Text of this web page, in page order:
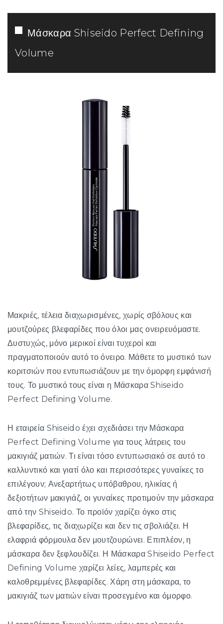
Μάσκαρα Shiseido Perfect Defining
Volume
Μακριές, τέλεια διαχωρισμένες, χωρίς σβόλους και
μουτζούρες βλεφαρίδες που όλοι μας ονειρευόμαστε.
Δυστυχώς, μόνο μερικοί είναι τυχεροί και
πραγματοποιούν αυτό το όνειρο. Μάθετε το μυστικό των
κοριτσιών που εντυπωσιάζουν με την όμορφη εμφάνισή
τους. Το μυστικό τους είναι η Μάσκαρα Shiseido
Perfect Defining Volume.
Η εταιρεία Shiseido έχει σχεδιάσει την Μάσκαρα
Perfect Defining Volume για τους λάτρεις του
μακιγιάζ ματιών. Τι είναι τόσο εντυπωσιακό σε αυτό το
καλλυντικό και γιατί όλο και περισσότερες γυναίκες το
επιλέγουν; Ανεξαρτήτως υπόβαθρου, ηλικίας ή
δεξιοτήτων μακιγιάζ, οι γυναίκες προτιμούν την μάσκαρα
από την Shiseido. Το προϊόν χαρίζει όγκο στις
βλεφαρίδες, τις διαχωρίζει και δεν τις σβολιάζει. Η
ελαφριά φόρμουλα δεν μουτζουρώνει. Επιπλέον, η
μάσκαρα δεν ξεφλουδίζει. Η Μάσκαρα Shiseido Perfect
Defining Volume χαρίζει λείες, λαμπερές και
καλοθρεμμένες βλεφαρίδες. Χάρη στη μάσκαρα, το
μακιγιάζ των ματιών είναι προσεγμένο και όμορφο.